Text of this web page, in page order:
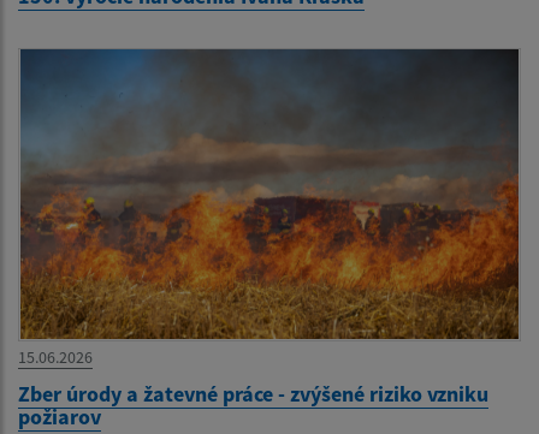
15.06.2026
Zber úrody a žatevné práce - zvýšené riziko vzniku
požiarov